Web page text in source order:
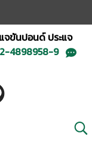
จขันปอนด์ ประแจ
4898958-9